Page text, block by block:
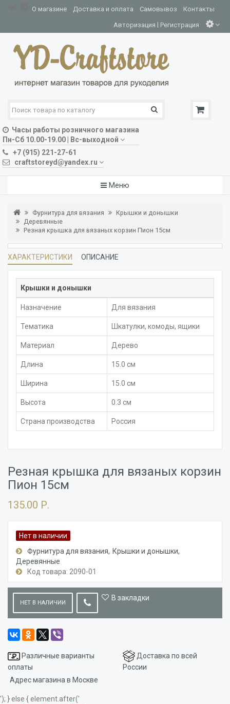
О магазине Доставка и оплата Самовывоз Контакты
Авторизация | Регистрация
Часы работы розничного магазина
Пн-Сб 10.00-19.00 | Вс-выходной
+7 (915) 221-27-61
craftstoreyd@yandex.ru
Меню
Фурнитура для вязания
Крышки и донышки
Деревянные
Резная крышка для вязаных корзин Пион 15см
ХАРАКТЕРИСТИКИ ОПИСАНИЕ
Крышки и донышки
Назначение Для вязания
Тематика Шкатулки, комоды, ящики
Материал Дерево
Длина 15.0 см
Ширина 15.0 см
Высота 0.3 см
Страна производства Россия
Резная крышка для вязаных корзин
Пион 15см
135.00 Р.
Нет в наличии
Фурнитура для вязания
Крышки и донышки
Деревянные
Код товара: 2090-01
НЕТ В НАЛИЧИИ
В закладки
Различные варианты
оплаты
Доставка по всей
России
Адрес магазина в Москве
'); } else { element.after('